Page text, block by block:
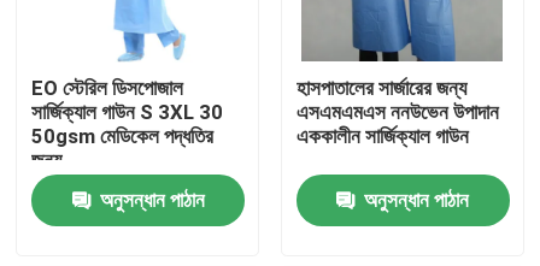
কারখানা ভ্রমণ
মান নিয়ন্ত্রণ
যোগাযোগ করুন
EO স্টেরিল ডিসপোজাল
সার্জিক্যাল গাউন S 3XL 30
50gsm মেডিকেল পদ্ধতির
জন্য
অনুসন্ধান পাঠান
হাসপাতালের সার্জারের জন্য
এসএমএমএস ননউভেন উপাদান
এককালীন সার্জিক্যাল গাউন
অনুসন্ধান পাঠান